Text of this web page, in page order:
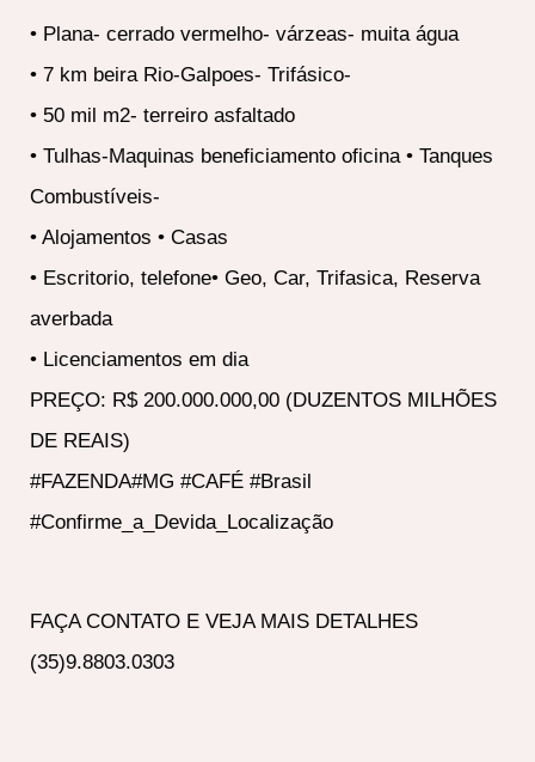
• Plana- cerrado vermelho- várzeas- muita água
• 7 km beira Rio-Galpoes- Trifásico-
• 50 mil m2- terreiro asfaltado
• Tulhas-Maquinas beneficiamento oficina • Tanques
Combustíveis-
• Alojamentos • Casas
• Escritorio, telefone• Geo, Car, Trifasica, Reserva
averbada
• Licenciamentos em dia
PREÇO: R$ 200.000.000,00 (DUZENTOS MILHÕES
DE REAIS)
#FAZENDA#MG #CAFÉ #Brasil
#Confirme_a_Devida_Localização
FAÇA CONTATO E VEJA MAIS DETALHES
(35)9.8803.0303